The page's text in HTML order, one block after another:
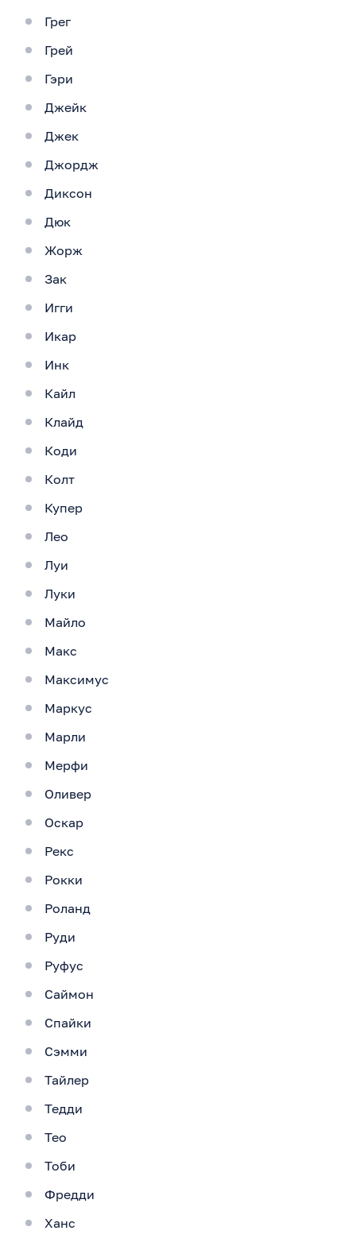
Грег
Грей
Гэри
Джейк
Джек
Джордж
Диксон
Дюк
Жорж
Зак
Игги
Икар
Инк
Кайл
Клайд
Коди
Колт
Купер
Лео
Луи
Луки
Майло
Макс
Максимус
Маркус
Марли
Мерфи
Оливер
Оскар
Рекс
Рокки
Роланд
Руди
Руфус
Саймон
Спайки
Сэмми
Тайлер
Тедди
Тео
Тоби
Фредди
Ханс